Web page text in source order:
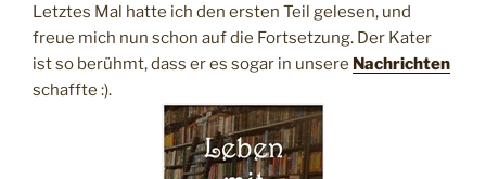
Letztes Mal hatte ich den ersten Teil gelesen, und
freue mich nun schon auf die Fortsetzung. Der Kater
ist so berühmt, dass er es sogar in unsere Nachrichten
schaffte :).